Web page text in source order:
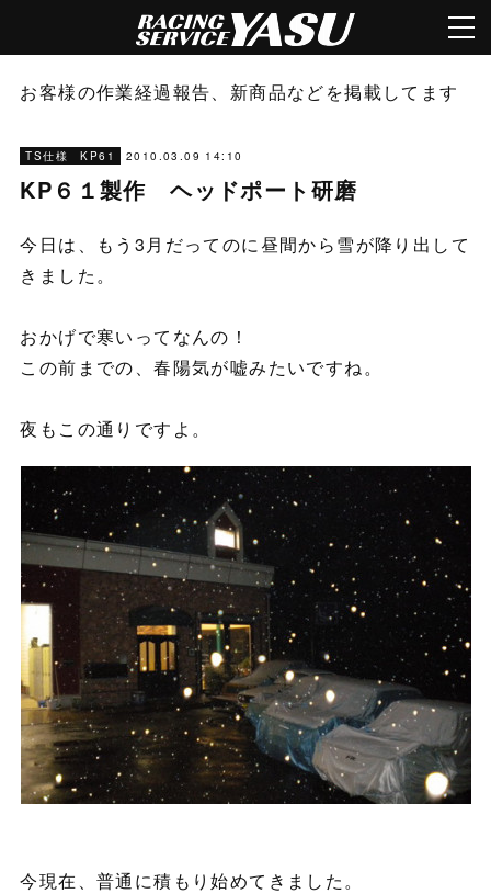
お客様の作業経過報告、新商品などを掲載してます
TS仕様 KP61 2010.03.09 14:10
KP６１製作 ヘッドポート研磨
今日は、もう3月だってのに昼間から雪が降り出して
きました。
おかげで寒いってなんの！
この前までの、春陽気が嘘みたいですね。
夜もこの通りですよ。
今現在、普通に積もり始めてきました。